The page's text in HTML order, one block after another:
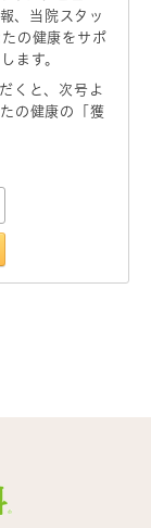
、当院スタッ
の健康をサポ
ます。
くと、次号よ
の健康の「獲